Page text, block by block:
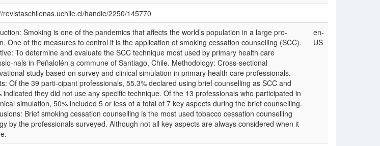
revistaschilenas.uchile.cl/handle/2250/145770
Smoking is one of the pandemics that affects the world’s population in a large pro-
One of the measures to control it is the application of smoking cessation counselling (SCC).
To determine and evaluate the SCC technique most used by primary health care
nals in Peñalolén a commune of Santiago, Chile. Methodology: Cross-sectional
study based on survey and clinical simulation in primary health care professionals.
Of the 39 parti-cipant professionals, 55.3% declared using brief counselling as SCC and
indicated they did not use any specific technique. Of the 13 professionals who participated in
simulation, 50% included 5 or less of a total of 7 key aspects during the brief counselling.
Brief smoking cessation counselling is the most used tobacco cessation counselling
by the professionals surveyed. Although not all key aspects are always considered when it
en-
US